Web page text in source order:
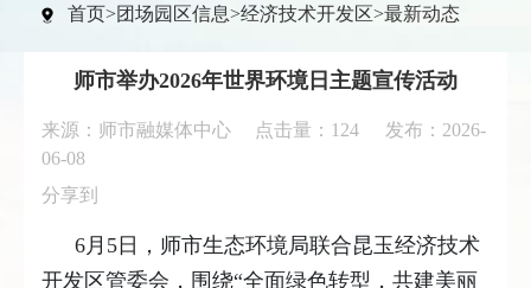
首页>团场园区信息>经济技术开发区>最新动态
师市举办2026年世界环境日主题宣传活动
来源：师市融媒体中心 点击量： 124
发布：2026-
06-08
分享到
6月5日，师市生态环境局联合昆玉经济技术
开发区管委会，围绕“全面绿色转型，共建美丽